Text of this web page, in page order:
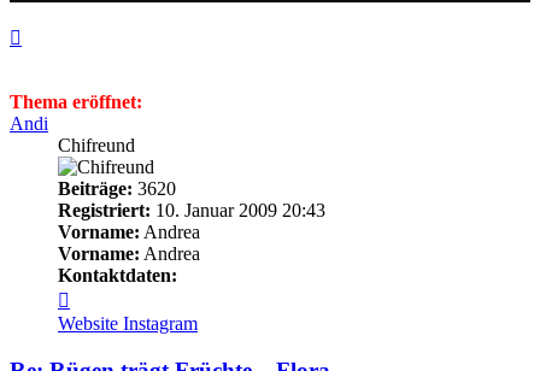
Thema eröffnet:
Andi
Chifreund
Beiträge: 3620
Registriert: 10. Januar 2009 20:43
Vorname: Andrea
Vorname: Andrea
Kontaktdaten:
von
Website Instagram